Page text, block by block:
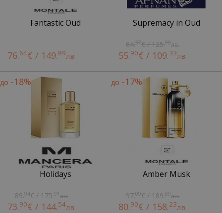
Fantastic Oud
76.64€ / 149.89лв.
Supremacy in Oud
64.37€ / 125.90лв.
55.90€ / 109.33лв.
до -18%
Holidays
89.94€ / 175.91лв.
73.90€ / 144.54лв.
до -17%
Amber Musk
97.09€ / 189.89лв.
80.90€ / 158.23лв.